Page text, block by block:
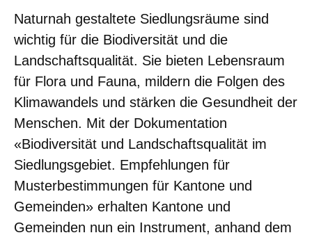
Naturnah gestaltete Siedlungsräume sind
wichtig für die Biodiversität und die
Landschaftsqualität. Sie bieten Lebensraum
für Flora und Fauna, mildern die Folgen des
Klimawandels und stärken die Gesundheit der
Menschen. Mit der Dokumentation
«Biodiversität und Landschaftsqualität im
Siedlungsgebiet. Empfehlungen für
Musterbestimmungen für Kantone und
Gemeinden» erhalten Kantone und
Gemeinden nun ein Instrument, anhand dem